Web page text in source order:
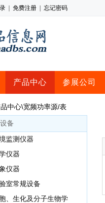
免费注册 忘记密码
产品中心 参展公司
中心\宽频功率源/表
备
监测仪器
仪器
仪器
室常规设备
、生化及分子生物学